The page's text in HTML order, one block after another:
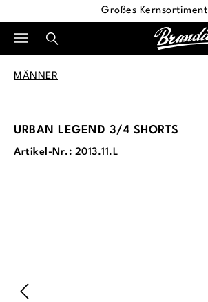
Großes Kernsortiment
MÄNNER
URBAN LEGEND 3/4 SHORTS
Artikel-Nr.: 2013.11.L